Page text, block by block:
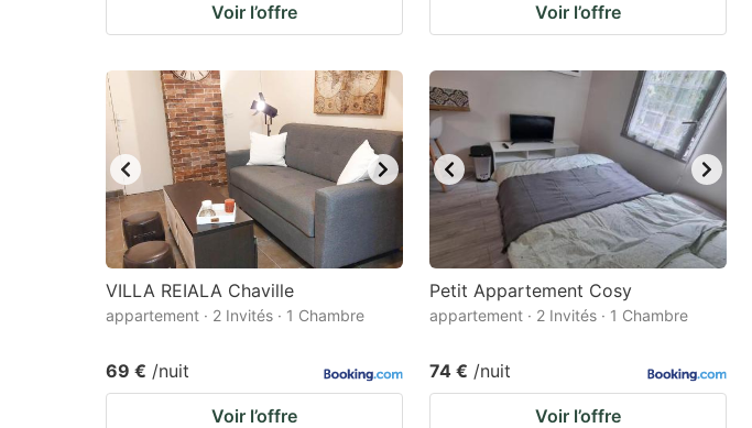
Voir l’offre Voir l’offre
VILLA REIALA Chaville
appartement · 2 Invités · 1 Chambre
69 € /nuit
Voir l’offre
Petit Appartement Cosy
appartement · 2 Invités · 1 Chambre
74 € /nuit
Voir l’offre